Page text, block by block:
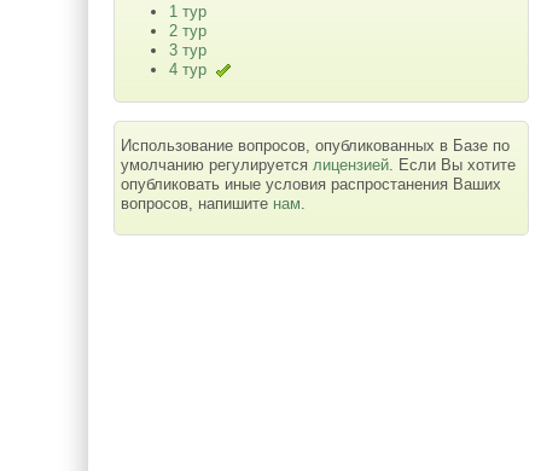
1 тур
2 тур
3 тур
4 тур
Использование вопросов, опубликованных в Базе по
умолчанию регулируется лицензией . Если Вы хотите
опубликовать иные условия распростанения Ваших
вопросов, напишите нам